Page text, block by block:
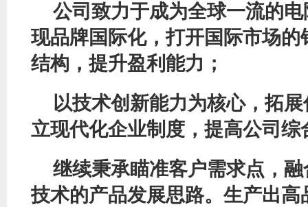
公司致力于成为全球一流的
现品牌国际化，打开国际市场
结构，提升盈利能力 ；
以技术创新能力为核心，拓
立现代化企业制度，提高公司综
继续秉承瞄准客户需求点 ， 融
技术的产品发展思路。 生产出高